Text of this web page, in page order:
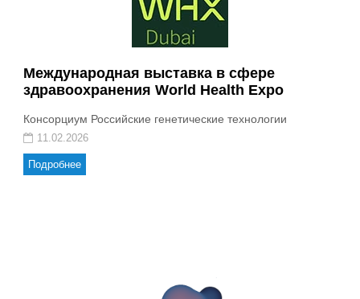
Международная выставка в сфере
здравоохранения World Health Expo
Консорциум Российские генетические технологии
11.02.2026
Подробнее